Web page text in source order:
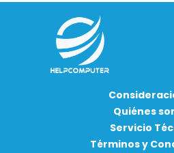
Quiénes
Servicio
Términos y